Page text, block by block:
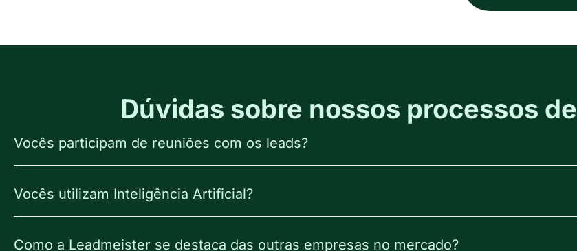
Dúvidas sobre nossos processos de
Vocês participam de reuniões com os leads?
Vocês utilizam Inteligência Artificial?
Como a Leadmeister se destaca das outras empresas no mercado?